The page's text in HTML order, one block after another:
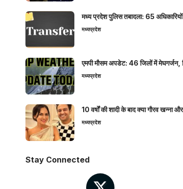
मध्य प्रदेश पुलिस तबादला: 65
मध्यप्रदेश
एमपी मौसम अपडेट: 46 जिलों में मेघगर्जन,
मध्यप्रदेश
10 वर्षों की शादी के बाद क्या गौरव खन्ना
मध्यप्रदेश
Stay Connected